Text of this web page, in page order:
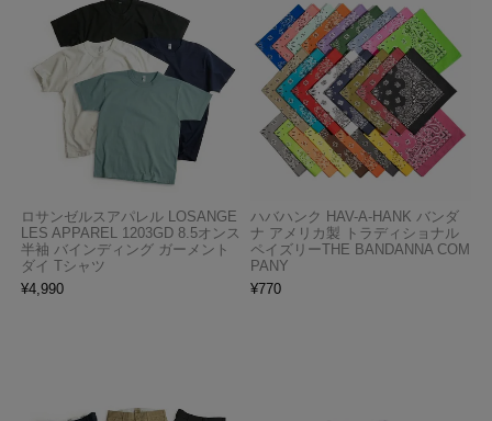
ロサンゼルスアパレル LOSANGE
LES APPAREL 1203GD 8.5オンス
半袖 バインディング ガーメント
ダイ Tシャツ
¥4,990
ハバハンク HAV-A-HANK バンダ
ナ アメリカ製 トラディショナル
ペイズリーTHE BANDANNA COM
PANY
¥770